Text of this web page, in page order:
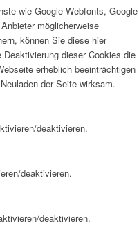
wie Google Webfonts, Google
möglicherweise
können Sie diese hier
dieser Cookies die
erheblich beeinträchtigen
der Seite wirksam.
deaktivieren.
deaktivieren.
deaktivieren.